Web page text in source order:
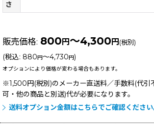
さ
販売価格: 800 円 ～4,300 円 (税別)
(税込: 880 円～4,730 円)
オプションにより価格が変わる場合もあります。
※1,500円(税別)のメーカー直送料／手数料(代引
可・他の商品と別送)代が必要になります。
送料オプション金額はこちらでご確認ください